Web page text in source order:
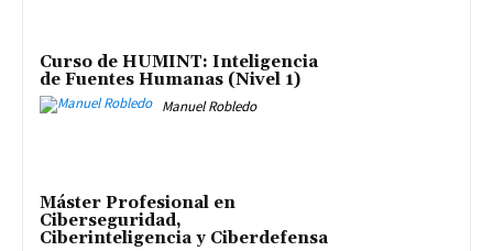
Curso de HUMINT: Inteligencia
de Fuentes Humanas (Nivel 1)
Manuel Robledo
Máster Profesional en
Ciberseguridad,
Ciberinteligencia y Ciberdefensa